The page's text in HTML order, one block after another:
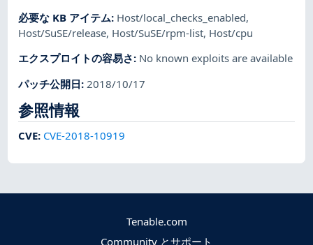
必要な KB アイテム: Host/local_checks_enabled,
Host/SuSE/release, Host/SuSE/rpm-list, Host/cpu
エクスプロイトの容易さ: No known exploits are available
パッチ公開日: 2018/10/17
参照情報
CVE: CVE-2018-10919
Tenable.com
Community とサポート